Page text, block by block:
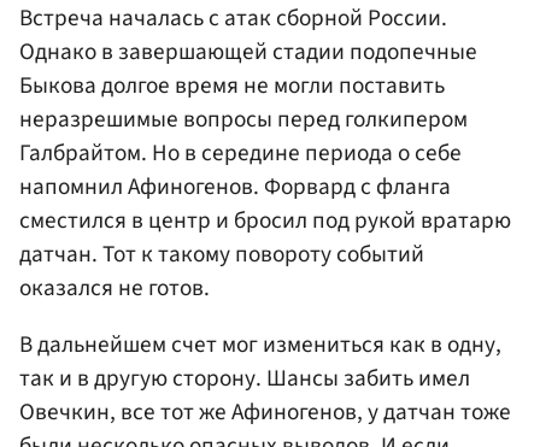
Встреча началась с атак сборной России.
Однако в завершающей стадии подопечные
Быкова долгое время не могли поставить
неразрешимые вопросы перед голкипером
Галбрайтом. Но в середине периода о себе
напомнил Афиногенов. Форвард с фланга
сместился в центр и бросил под рукой вратарю
датчан. Тот к такому повороту событий
оказался не готов.
В дальнейшем счет мог измениться как в одну,
так и в другую сторону. Шансы забить имел
Овечкин, все тот же Афиногенов, у датчан тоже